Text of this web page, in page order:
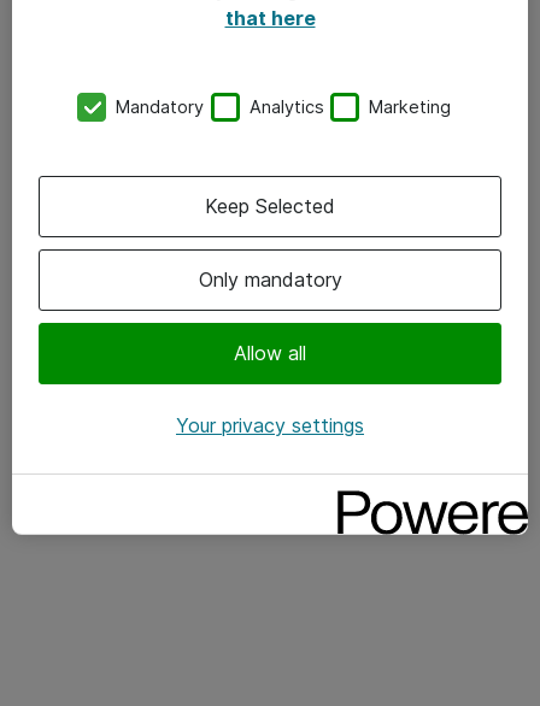
that here
Mandatory Analytics Marketing
Only mandatory
Allow all
Keep Selected
Your privacy settings